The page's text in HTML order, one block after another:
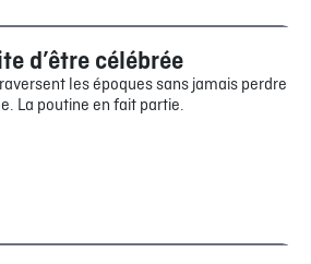
d’être célébrée
les époques sans jamais perdre
La poutine en fait partie.